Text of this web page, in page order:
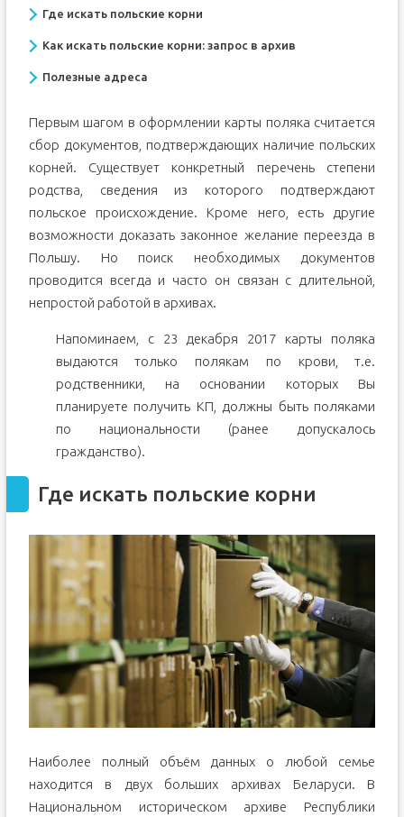
Где искать польские корни
Как искать польские корни: запрос в архив
Полезные адреса
Первым шагом в оформлении карты поляка считается
сбор документов, подтверждающих наличие польских
корней. Существует конкретный перечень степени
родства, сведения из которого подтверждают
польское происхождение. Кроме него, есть другие
возможности доказать законное желание переезда в
Польшу. Но поиск необходимых документов
проводится всегда и часто он связан с длительной,
непростой работой в архивах.
Напоминаем, с 23 декабря 2017 карты поляка
выдаются только полякам по крови, т.е.
родственники, на основании которых Вы
планируете получить КП, должны быть поляками
по национальности (ранее допускалось
гражданство).
Где искать польские корни
Наиболее полный объём данных о любой семье
находится в двух больших архивах Беларуси. В
Национальном историческом архиве Республики